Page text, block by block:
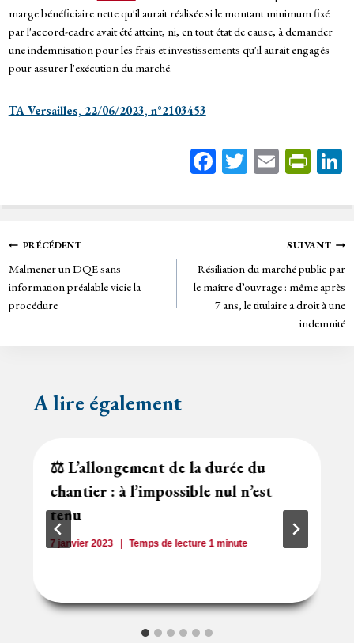
marge bénéficiaire nette qu'il aurait réalisée si le montant minimum fixé
par l'accord-cadre avait été atteint, ni, en tout état de cause, à demander
une indemnisation pour les frais et investissements qu'il aurait engagés
pour assurer l'exécution du marché.
TA Versailles, 22/06/2023, n°2103453
Fa
bo
T
tt
E
ail
Pr
tF
rie
n
dl
y
Navigation
de
l’article
PRÉCÉDENT
Malmener un DQE sans
information préalable vicie la
procédure
SUIVANT
Résiliation du marché public par
le maître d’ouvrage : même après
7 ans, le titulaire a droit à une
indemnité
A lire également
⚖️ L’allongement de la durée du
chantier : à l’impossible nul n’est
tenu
7 janvier 2023 Temps de lecture 1minute